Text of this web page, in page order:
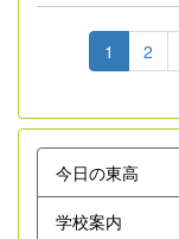
1 2
今日の東高
学校案内